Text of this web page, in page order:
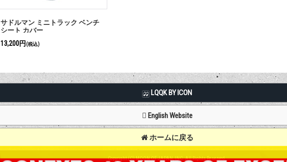
サドルマン ミニトラック ベンチ
シート カバー
13,200円 (税込)
LQQK BY ICON
English Website
ホームに戻る
Copyright (C) MOON OF JAPAN, INC. All Rights Reserved.